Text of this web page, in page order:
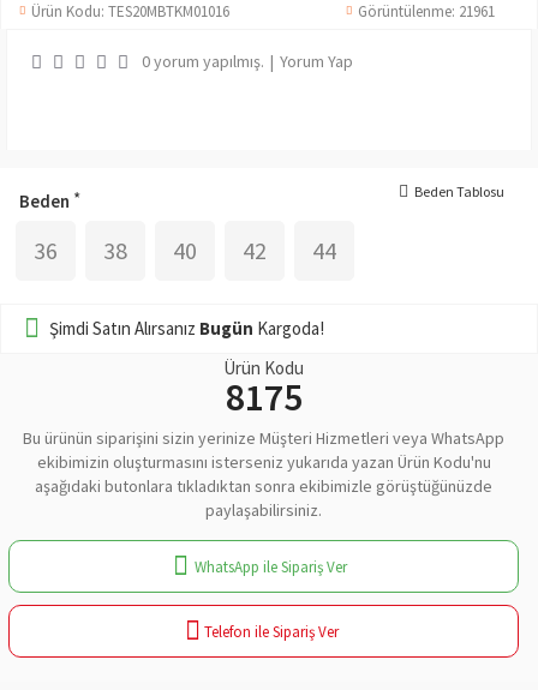
Ürün Kodu: TES20MBTKM01016 Görüntülenme: 21961
0 yorum yapılmış. | Yorum Yap
Beden
36 38 40 42 44
Beden Tablosu
Şimdi Satın Alırsanız Bugün Kargoda!
Ürün Kodu
8175
Bu ürünün siparişini sizin yerinize Müşteri Hizmetleri veya WhatsApp
ekibimizin oluşturmasını isterseniz yukarıda yazan Ürün Kodu'nu
aşağıdaki butonlara tıkladıktan sonra ekibimizle görüştüğünüzde
paylaşabilirsiniz.
WhatsApp ile Sipariş Ver
Telefon ile Sipariş Ver